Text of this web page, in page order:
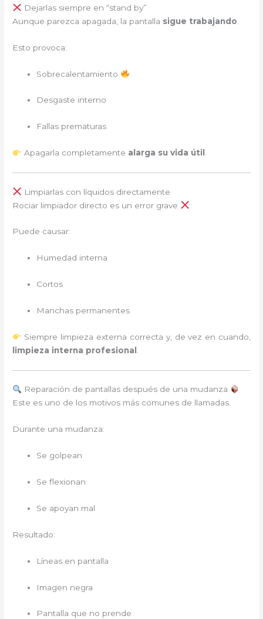
Dejarlas siempre en “stand by”
Aunque parezca apagada, la pantalla sigue trabajando
Esto provoca:
Sobrecalentamiento
Desgaste interno
Fallas prematuras
Apagarla completamente alarga su vida útil .
Limpiarlas con líquidos directamente
Rociar limpiador directo es un error grave
Puede causar:
Humedad interna
Cortos
Manchas permanentes
Siempre limpieza externa correcta y, de vez en cuando,
limpieza interna profesional
Reparación de pantallas después de una mudanza
Este es uno de los motivos más comunes de llamadas.
Durante una mudanza:
Se golpean
Se flexionan
Se apoyan mal
Resultado:
Líneas en pantalla
Imagen negra
Pantalla que no prende